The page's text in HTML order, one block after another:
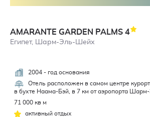
AMARANTE GARDEN PALMS 4
Египет, Шарм-Эль-Шейх
2004 - год основания
Отель расположен в самом центре
в бухте Наама-Бэй, в 7 км от аэропорта
71 000 кв м
активный отдых